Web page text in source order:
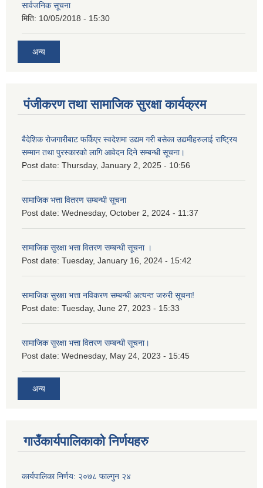
सार्वजनिक सूचना
मिति: 10/05/2018 - 15:30
अन्य
पंजीकरण तथा सामाजिक सुरक्षा कार्यक्रम
बैदेशिक रोजगारीबाट फर्किएर स्वदेशमा उद्यम गरी बसेका उद्यमीहरुलाई राष्‍ट्रिय
सम्मान तथा पुरस्कारको लागि आवेदन दिने सम्बन्धी सूचना।
Post date: Thursday, January 2, 2025 - 10:56
सामाजिक भत्ता वितरण सम्बन्धी सूचना
Post date: Wednesday, October 2, 2024 - 11:37
सामाजिक सुरक्षा भत्ता वितरण सम्बन्धी सूचना ।
Post date: Tuesday, January 16, 2024 - 15:42
सामाजिक सुरक्षा भत्ता नविकरण सम्बन्धी अत्यन्त जरुरी सूचना!
Post date: Tuesday, June 27, 2023 - 15:33
सामाजिक सुरक्षा भत्ता वितरण सम्बन्धी सूचना।
Post date: Wednesday, May 24, 2023 - 15:45
अन्य
गाउँकार्यपालिकाको निर्णयहरु
कार्यपालिका निर्णय: २०७८ फाल्गुन २४